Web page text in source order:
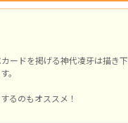
ードを掲げる神代凌牙は描き
。
るのもオススメ！